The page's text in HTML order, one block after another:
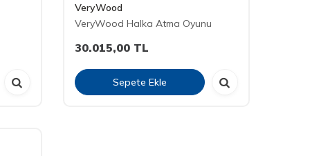
VeryWood
VeryWood Halka Atma Oyunu
30.015,00TL
Sepete Ekle